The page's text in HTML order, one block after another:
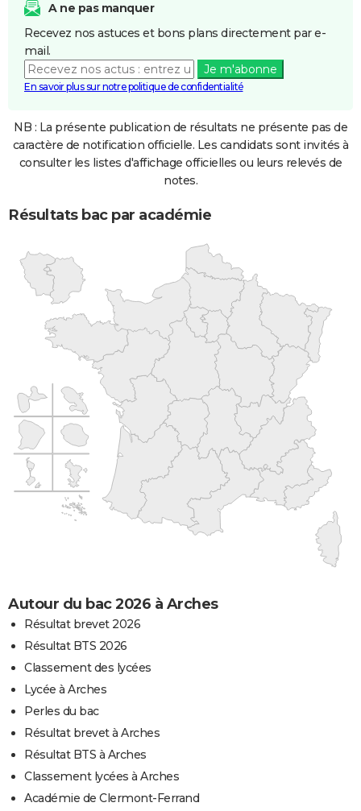
A ne pas manquer
Recevez nos astuces et bons plans directement par e-
mail.
Je m'abonne
En savoir plus sur notre politique de confidentialité
NB : La présente publication de résultats ne présente pas de
caractère de notification officielle. Les candidats sont invités à
consulter les listes d'affichage officielles ou leurs relevés de
notes.
Résultats bac par académie
Autour du bac 2026 à Arches
Résultat brevet 2026
Résultat BTS 2026
Classement des lycées
Lycée à Arches
Perles du bac
Résultat brevet à Arches
Résultat BTS à Arches
Classement lycées à Arches
Académie de Clermont-Ferrand